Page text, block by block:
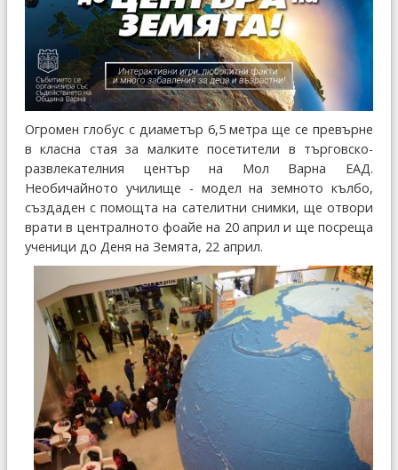
Огромен глобус с диаметър 6,5 метра ще се превърне
в класна стая за малките посетители в търговско-
развлекателния център на Мол Варна ЕАД.
Необичайното училище - модел на земното кълбо,
създаден с помощта на сателитни снимки, ще отвори
врати в централното фоайе на 20 април и ще посреща
ученици до Деня на Земята, 22 април.